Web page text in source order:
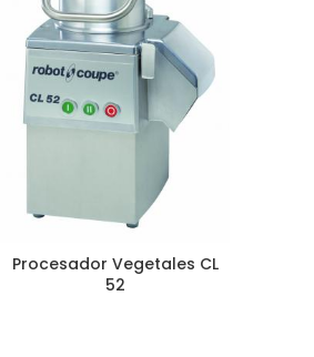
Procesador Vegetales CL
52